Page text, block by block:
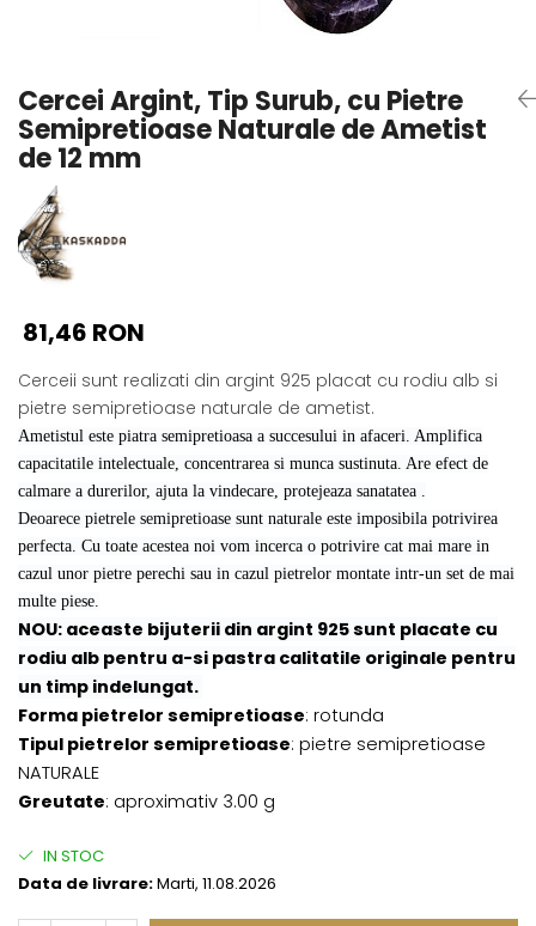
Pandantive cu Perle
Brose cu Perle
Cercei Argint, Tip Surub, cu Pietre
Semipretioase Naturale de Ametist
de 12 mm
81,46 RON
Cerceii sunt realizati din argint 925 placat cu rodiu alb si
pietre semipretioase naturale de ametist.
Ametistul este piatra semipretioasa a succesului in afaceri. Amplifica
capacitatile intelectuale, concentrarea si munca sustinuta. Are efect de
calmare a durerilor, ajuta la vindecare, protejeaza sanatatea .
Deoarece pietrele semipretioase sunt naturale este imposibila potrivirea
perfecta. Cu toate acestea noi vom incerca o potrivire cat mai mare in
cazul unor pietre perechi sau in cazul pietrelor montate intr-un set de mai
multe piese.
NOU: aceaste bijuterii din argint 925 sunt placate cu
rodiu alb pentru a-si pastra calitatile originale pentru
un timp indelungat.
Forma pietrelor semipretioase: rotunda
Tipul pietrelor semipretioase: pietre semipretioase
NATURALE
Greutate: aproximativ 3.00 g
IN STOC
Data de livrare:Marti, 11.08.2026